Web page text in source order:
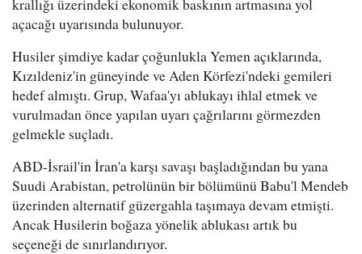
krallığı üzerindeki ekonomik baskının artmasına yol
açacağı uyarısında bulunuyor.
Husiler şimdiye kadar çoğunlukla Yemen açıklarında,
Kızıldeniz'in güneyinde ve Aden Körfezi'ndeki gemileri
hedef almıştı. Grup, Wafaa'yı ablukayı ihlal etmek ve
vurulmadan önce yapılan uyarı çağrılarını görmezden
gelmekle suçladı.
ABD-İsrail'in İran'a karşı savaşı başladığından bu yana
Suudi Arabistan, petrolünün bir bölümünü Babu'l Mendeb
üzerinden alternatif güzergahla taşımaya devam etmişti.
Ancak Husilerin boğaza yönelik ablukası artık bu
seçeneği de sınırlandırıyor.